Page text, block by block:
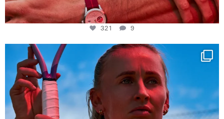
321 9
Determination, elegance and Swiss precision —
441
14